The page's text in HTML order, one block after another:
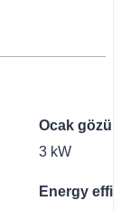
Ocak gözü
3 kW
Energy